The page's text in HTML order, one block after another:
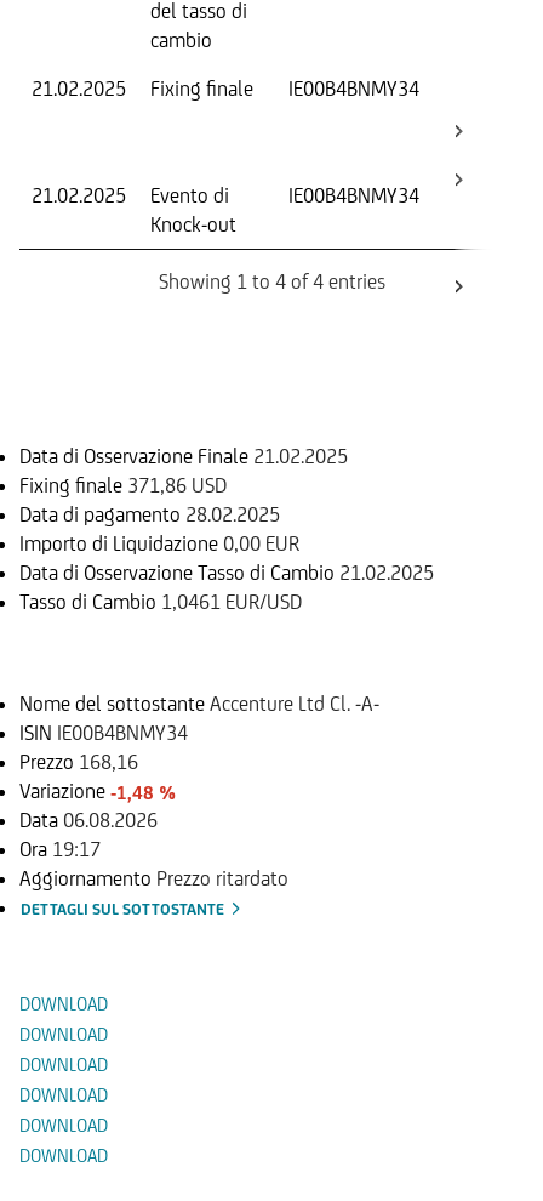
del tasso di
cambio
21.02.2025 Fixing finale IE00B4BNMY34
21.02.2025
Evento di
Knock-out
IE00B4BNMY34
Showing 1 to 4 of 4 entries
Data di Osservazione Finale 21.02.2025
Fixing finale 371,86 USD
Data di pagamento 28.02.2025
Importo di Liquidazione 0,00 EUR
Data di Osservazione Tasso di Cambio 21.02.2025
Tasso di Cambio 1,0461 EUR/USD
Nome del sottostante Accenture Ltd Cl. -A-
ISIN IE00B4BNMY34
Prezzo 168,16
Variazione -1,48 %
Data 06.08.2026
Ora 19:17
Aggiornamento Prezzo ritardato
DETTAGLI SUL SOTTOSTANTE
DOWNLOAD
DOWNLOAD
DOWNLOAD
DOWNLOAD
DOWNLOAD
DOWNLOAD